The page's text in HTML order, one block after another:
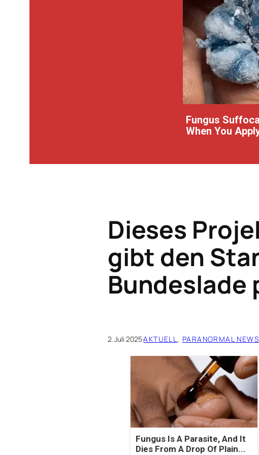
Fungus
When You
Dieses
gibt den
Bundeslade
2. Juli 2025·AKTUELL, PARANORMAL NEWS
Fungus Is A Parasite, And It
Dies From A Drop Of Plain...